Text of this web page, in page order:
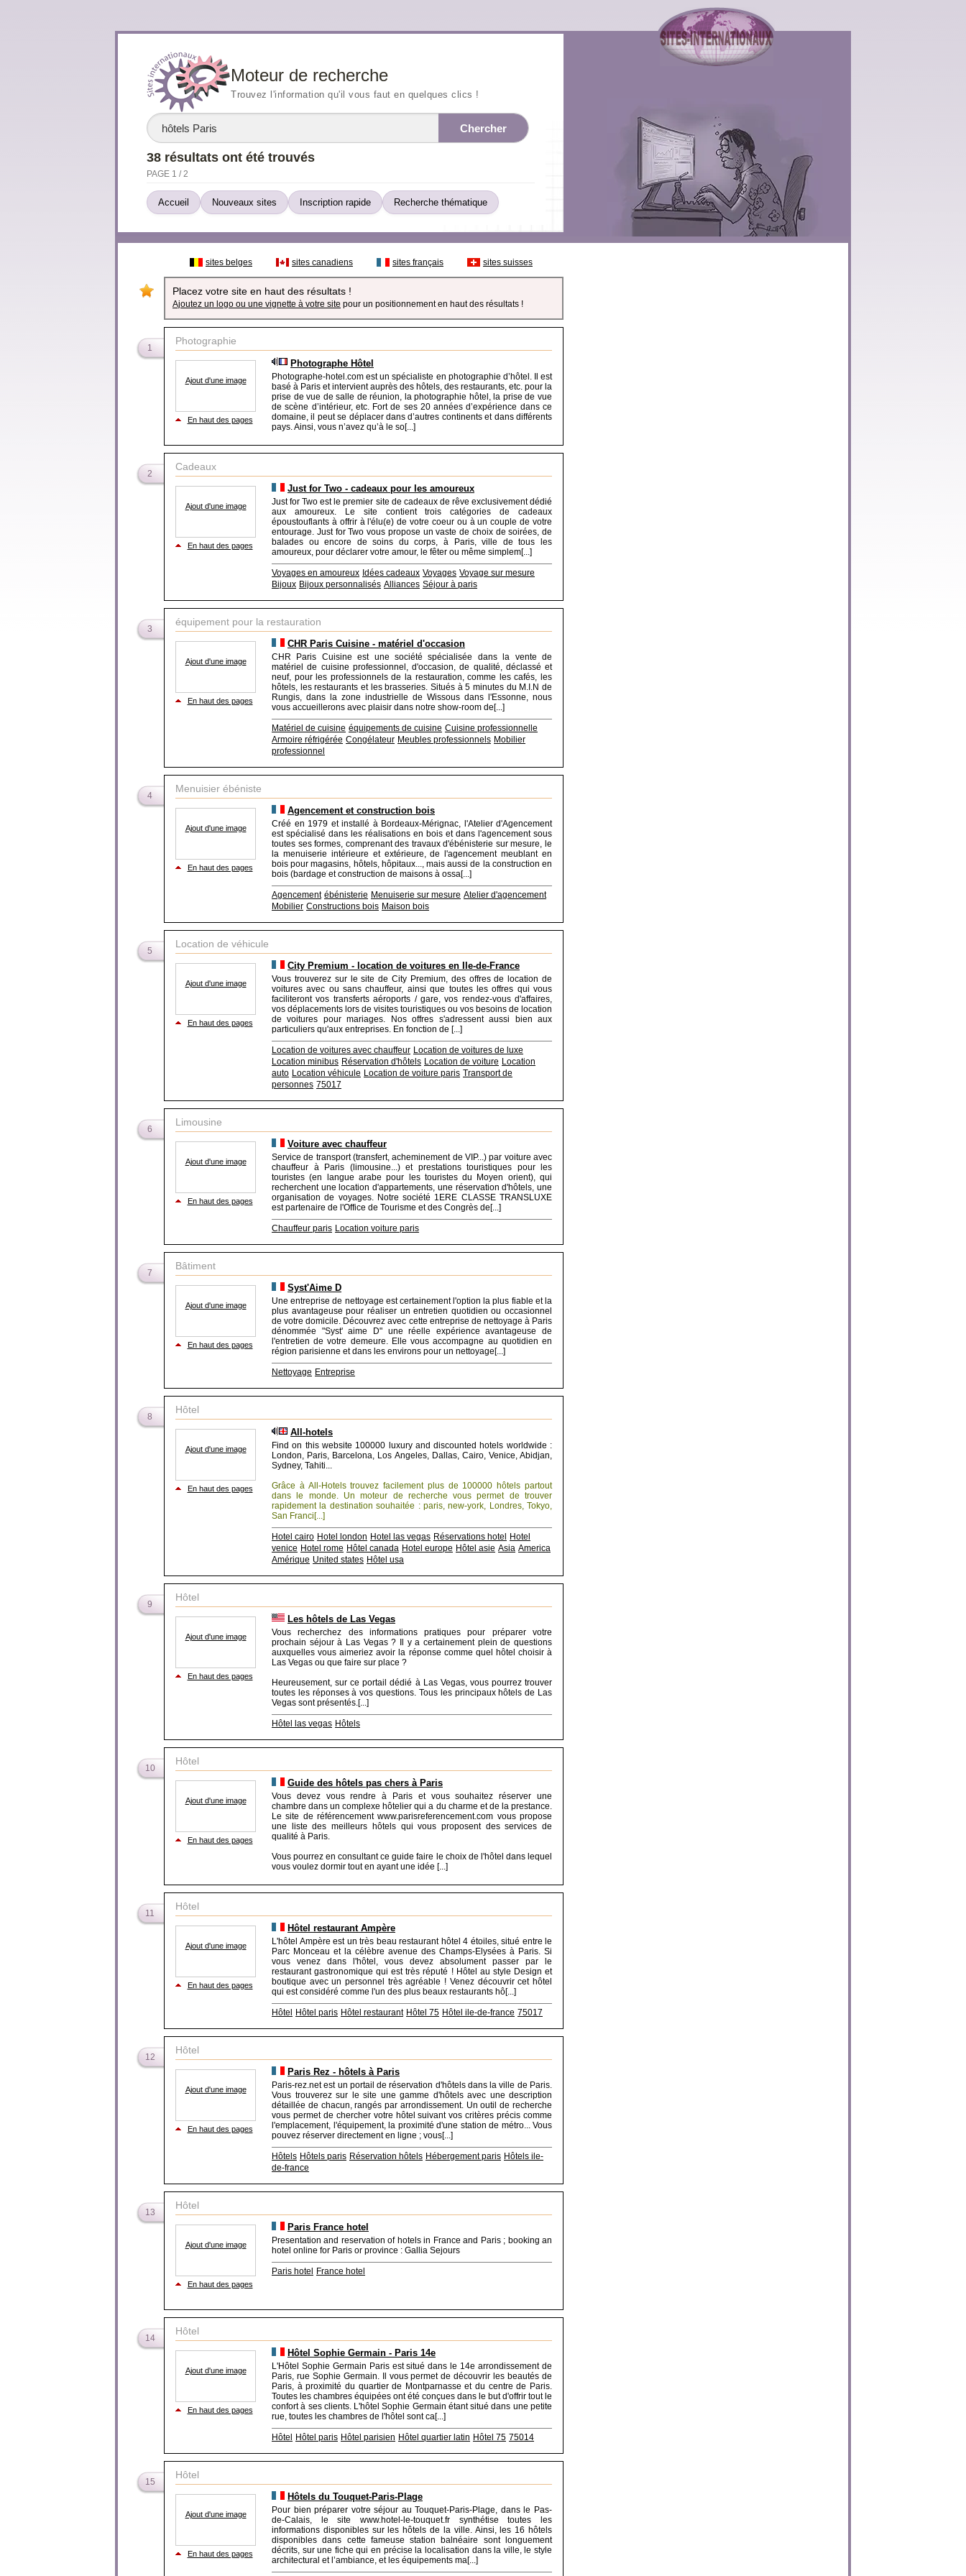
Moteur de recherche
Trouvez l'information qu'il vous faut en quelques clics !
Chercher
38 résultats ont été trouvés
PAGE 1 / 2
Accueil Nouveaux sites Inscription rapide Recherche thématique
sites belges sites canadiens sites français sites suisses
Placez votre site en haut des résultats !
Ajoutez un logo ou une vignette à votre site pour un positionnement en haut des résultats !
1
Photographie
Ajout d'une image
En haut des pages
Photographe Hôtel
Photographe-hotel.com est un spécialiste en photographie d’hôtel. Il est
basé à Paris et intervient auprès des hôtels, des restaurants, etc. pour la
prise de vue de salle de réunion, la photographie hôtel, la prise de vue
de scène d’intérieur, etc. Fort de ses 20 années d’expérience dans ce
domaine, il peut se déplacer dans d’autres continents et dans différents
pays. Ainsi, vous n’avez qu’à le so[...]
2
Cadeaux
Ajout d'une image
En haut des pages
Just for Two - cadeaux pour les amoureux
Just for Two est le premier site de cadeaux de rêve exclusivement dédié
aux amoureux. Le site contient trois catégories de cadeaux
époustouflants à offrir à l'élu(e) de votre coeur ou à un couple de votre
entourage. Just for Two vous propose un vaste de choix de soirées, de
balades ou encore de soins du corps, à Paris, ville de tous les
amoureux, pour déclarer votre amour, le fêter ou même simplem[...]
Voyages en amoureux Idées cadeaux Voyages Voyage sur mesure
Bijoux Bijoux personnalisés Alliances Séjour à paris
3
équipement pour la restauration
Ajout d'une image
En haut des pages
CHR Paris Cuisine - matériel d'occasion
CHR Paris Cuisine est une société spécialisée dans la vente de
matériel de cuisine professionnel, d'occasion, de qualité, déclassé et
neuf, pour les professionnels de la restauration, comme les cafés, les
hôtels, les restaurants et les brasseries. Situés à 5 minutes du M.I.N de
Rungis, dans la zone industrielle de Wissous dans l'Essonne, nous
vous accueillerons avec plaisir dans notre show-room de[...]
Matériel de cuisine équipements de cuisine Cuisine professionnelle
Armoire réfrigérée Congélateur Meubles professionnels Mobilier
professionnel
4
Menuisier ébéniste
Ajout d'une image
En haut des pages
Agencement et construction bois
Créé en 1979 et installé à Bordeaux-Mérignac, l'Atelier d'Agencement
est spécialisé dans les réalisations en bois et dans l'agencement sous
toutes ses formes, comprenant des travaux d'ébénisterie sur mesure, le
la menuiserie intérieure et extérieure, de l'agencement meublant en
bois pour magasins, hôtels, hôpitaux..., mais aussi de la construction en
bois (bardage et construction de maisons à ossa[...]
Agencement ébénisterie Menuiserie sur mesure Atelier d'agencement
Mobilier Constructions bois Maison bois
5
Location de véhicule
Ajout d'une image
En haut des pages
City Premium - location de voitures en Ile-de-France
Vous trouverez sur le site de City Premium, des offres de location de
voitures avec ou sans chauffeur, ainsi que toutes les offres qui vous
faciliteront vos transferts aéroports / gare, vos rendez-vous d'affaires,
vos déplacements lors de visites touristiques ou vos besoins de location
de voitures pour mariages. Nos offres s'adressent aussi bien aux
particuliers qu'aux entreprises. En fonction de [...]
Location de voitures avec chauffeur Location de voitures de luxe
Location minibus Réservation d'hôtels Location de voiture Location
auto Location véhicule Location de voiture paris Transport de
personnes 75017
6
Limousine
Ajout d'une image
En haut des pages
Voiture avec chauffeur
Service de transport (transfert, acheminement de VIP...) par voiture avec
chauffeur à Paris (limousine...) et prestations touristiques pour les
touristes (en langue arabe pour les touristes du Moyen orient), qui
recherchent une location d'appartements, une réservation d'hôtels, une
organisation de voyages. Notre société 1ERE CLASSE TRANSLUXE
est partenaire de l'Office de Tourisme et des Congrès de[...]
Chauffeur paris Location voiture paris
7
Bâtiment
Ajout d'une image
En haut des pages
Syst'Aime D
Une entreprise de nettoyage est certainement l'option la plus fiable et la
plus avantageuse pour réaliser un entretien quotidien ou occasionnel
de votre domicile. Découvrez avec cette entreprise de nettoyage à Paris
dénommée "Syst' aime D" une réelle expérience avantageuse de
l'entretien de votre demeure. Elle vous accompagne au quotidien en
région parisienne et dans les environs pour un nettoyage[...]
Nettoyage Entreprise
8
Hôtel
Ajout d'une image
En haut des pages
All-hotels
Find on this website 100000 luxury and discounted hotels worldwide :
London, Paris, Barcelona, Los Angeles, Dallas, Cairo, Venice, Abidjan,
Sydney, Tahiti...
Grâce à All-Hotels trouvez facilement plus de 100000 hôtels partout
dans le monde. Un moteur de recherche vous permet de trouver
rapidement la destination souhaitée : paris, new-york, Londres, Tokyo,
San Franci[...]
Hotel cairo Hotel london Hotel las vegas Réservations hotel
Hotel
venice Hotel rome Hôtel canada Hotel europe Hôtel asie Asia America
Amérique United states Hôtel usa
9
Hôtel
Ajout d'une image
En haut des pages
Les hôtels de Las Vegas
Vous recherchez des informations pratiques pour préparer votre
prochain séjour à Las Vegas ? Il y a certainement plein de questions
auxquelles vous aimeriez avoir la réponse comme quel hôtel choisir à
Las Vegas ou que faire sur place ?
Heureusement, sur ce portail dédié à Las Vegas, vous pourrez trouver
toutes les réponses à vos questions. Tous les principaux hôtels de Las
Vegas sont présentés.[...]
Hôtel las vegas Hôtels
10
Hôtel
Ajout d'une image
En haut des pages
Guide des hôtels pas chers à Paris
Vous devez vous rendre à Paris et vous souhaitez réserver une
chambre dans un complexe hôtelier qui a du charme et de la prestance.
Le site de référencement www.parisreferencement.com vous propose
une liste des meilleurs hôtels qui vous proposent des services de
qualité à Paris.
Vous pourrez en consultant ce guide faire le choix de l'hôtel dans lequel
vous voulez dormir tout en ayant une idée [...]
11
Hôtel
Ajout d'une image
En haut des pages
Hôtel restaurant Ampère
L'hôtel Ampère est un très beau restaurant hôtel 4 étoiles, situé entre le
Parc Monceau et la célèbre avenue des Champs-Elysées à Paris. Si
vous venez dans l'hôtel, vous devez absolument passer par le
restaurant gastronomique qui est très réputé ! Hôtel au style Design et
boutique avec un personnel très agréable ! Venez découvrir cet hôtel
qui est considéré comme l'un des plus beaux restaurants hô[...]
Hôtel Hôtel paris Hôtel restaurant Hôtel 75 Hôtel ile-de-france 75017
12
Hôtel
Ajout d'une image
En haut des pages
Paris Rez - hôtels à Paris
Paris-rez.net est un portail de réservation d'hôtels dans la ville de Paris.
Vous trouverez sur le site une gamme d'hôtels avec une description
détaillée de chacun, rangés par arrondissement. Un outil de recherche
vous permet de chercher votre hôtel suivant vos critères précis comme
l'emplacement, l'équipement, la proximité d'une station de métro... Vous
pouvez réserver directement en ligne ; vous[...]
Hôtels Hôtels paris Réservation hôtels Hébergement paris Hôtels ile-
de-france
13
Hôtel
Ajout d'une image
En haut des pages
Paris France hotel
Presentation and reservation of hotels in France and Paris ; booking an
hotel online for Paris or province : Gallia Sejours
Paris hotel France hotel
14
Hôtel
Ajout d'une image
En haut des pages
Hôtel Sophie Germain - Paris 14e
L'Hôtel Sophie Germain Paris est situé dans le 14e arrondissement de
Paris, rue Sophie Germain. Il vous permet de découvrir les beautés de
Paris, à proximité du quartier de Montparnasse et du centre de Paris.
Toutes les chambres équipées ont été conçues dans le but d'offrir tout le
confort à ses clients. L'hôtel Sophie Germain étant situé dans une petite
rue, toutes les chambres de l'hôtel sont ca[...]
Hôtel Hôtel paris Hôtel parisien Hôtel quartier latin Hôtel 75 75014
15
Hôtel
Ajout d'une image
En haut des pages
Hôtels du Touquet-Paris-Plage
Pour bien préparer votre séjour au Touquet-Paris-Plage, dans le Pas-
de-Calais, le site www.hotel-le-touquet.fr synthétise toutes les
informations disponibles sur les hôtels de la ville. Ainsi, les 16 hôtels
disponibles dans cette fameuse station balnéaire sont longuement
décrits, sur une fiche qui en précise la localisation dans la ville, le style
architectural et l’ambiance, et les équipements ma[...]